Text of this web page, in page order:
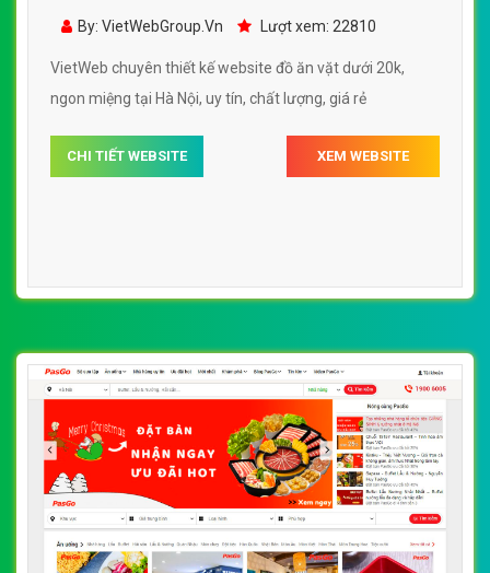
dưới 20k, ngon miệng tại Hà Nội
By: VietWebGroup.Vn Lượt xem: 22810
VietWeb chuyên thiết kế website đồ ăn vặt dưới 20k,
ngon miệng tại Hà Nội, uy tín, chất lượng, giá rẻ
CHI TIẾT WEBSITE XEM WEBSITE